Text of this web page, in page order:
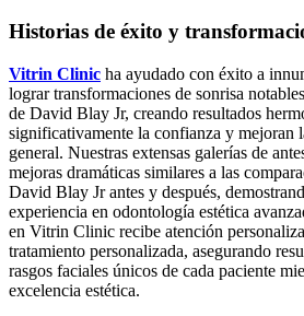
Historias de éxito y
Vitrin Clinic ha ayudado con éxito a
lograr transformaciones de sonrisa
de David Blay Jr, creando resultados
significativamente la confianza y mejoran
general. Nuestras extensas galerías de
mejoras dramáticas similares a las
David Blay Jr antes y después,
experiencia en odontología estética
en Vitrin Clinic recibe atención
tratamiento personalizada, asegurando
rasgos faciales únicos de cada paciente
excelencia estética.